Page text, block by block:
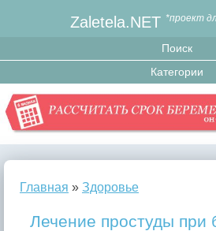
Zaletela.NET *проект
Главная » Здоровье
Лечение простуды при